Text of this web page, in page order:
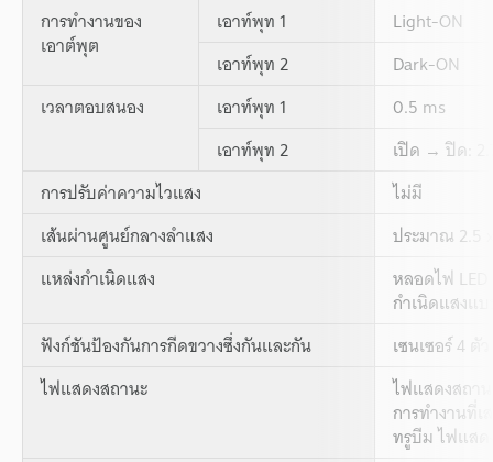
การทำงานของ
เอาต์พุต
เอาท์พุท 1
Light-ON
เอาท์พุท 2
Dark-ON
เวลาตอบสนอง
เอาท์พุท 1
0.5 ms
เอาท์พุท 2
เปิด → ปิด:
การปรับค่าความไวแสง
ไม่มี
เส้นผ่านศูนย์กลางลำแสง
ประมาณ 2.5
แหล่งกำเนิดแสง
หลอดไฟ
กำเนิดแสงแ
ฟังก์ชันป้องกันการกีดขวางซึ่งกันและกัน
เซนเซอร์ 4 ตัว
ไฟแสดงสถานะ
ไฟแสดงสถา
การทำงานที่
ทรูบีม ไฟแสด